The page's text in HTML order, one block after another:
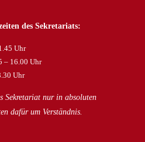
des Sekretariats:
Uhr
– 16.00 Uhr
Uhr
Sekretariat nur in absoluten
dafür um Verständnis.